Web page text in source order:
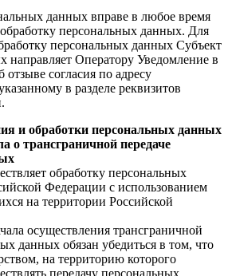
данных вправе в любое время
обработку персональных данных. Для
персональных данных Субъект
направляет Оператору Уведомление в
согласия по адресу
в разделе реквизитов
и обработки персональных данных
о трансграничной передаче
обработку персональных
Федерации с использованием
на территории Российской
осуществления трансграничной
данных обязан убедиться в том, что
на территорию которого
передачу персональных